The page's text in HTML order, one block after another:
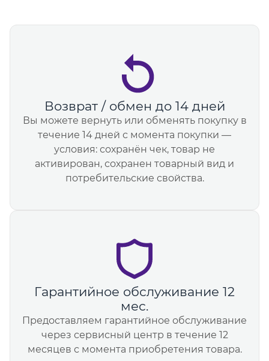
Возврат / обмен до 14 дней
Вы можете вернуть или обменять покупку в
течение 14 дней с момента покупки —
условия: сохранён чек, товар не
активирован, сохранен товарный вид и
потребительские свойства.
Гарантийное обслуживание 12
мес.
Предоставляем гарантийное обслуживание
через сервисный центр в течение 12
месяцев с момента приобретения товара.